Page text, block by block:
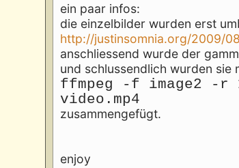
ein paar infos:
die einzelbilder wurden erst
http://justinsomnia.org/2009/
anschliessend wurde der
und schlussendlich wurden sie
ffmpeg -f image2 -r
video.mp4
zusammengefügt.
enjoy